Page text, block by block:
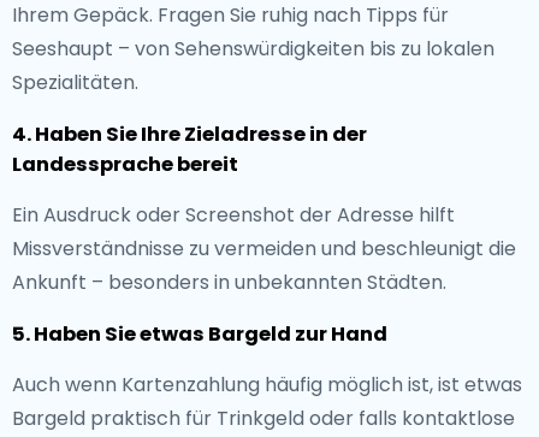
Ihrem Gepäck. Fragen Sie ruhig nach Tipps für
Seeshaupt – von Sehenswürdigkeiten bis zu lokalen
Spezialitäten.
4. Haben Sie Ihre Zieladresse in der
Landessprache bereit
Ein Ausdruck oder Screenshot der Adresse hilft
Missverständnisse zu vermeiden und beschleunigt die
Ankunft – besonders in unbekannten Städten.
5. Haben Sie etwas Bargeld zur Hand
Auch wenn Kartenzahlung häufig möglich ist, ist etwas
Bargeld praktisch für Trinkgeld oder falls kontaktlose